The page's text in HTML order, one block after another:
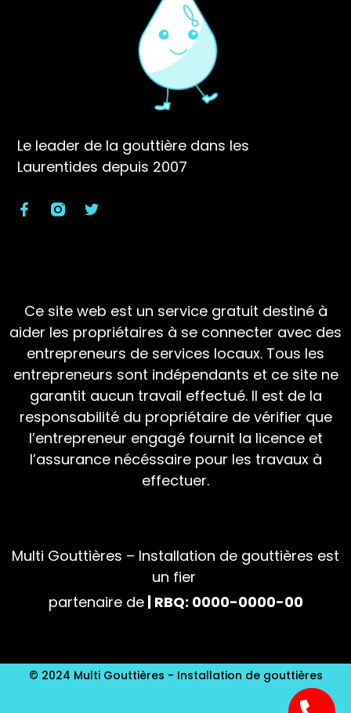
Le leader de la gouttière dans les
Laurentides depuis 2007
Ce site web est un service gratuit destiné à
aider les propriétaires à se connecter avec des
entrepreneurs de services locaux. Tous les
entrepreneurs sont indépendants et ce site ne
garantit aucun travail effectué. Il est de la
responsabilité du propriétaire de vérifier que
l’entrepreneur engagé fournit la licence et
l’assurance nécéssaire pour les travaux à
effectuer.
Multi Gouttières – Installation de gouttières est
un fier
partenaire de| RBQ: 0000-0000-00
© 2024 Multi Gouttières - Installation de gouttières